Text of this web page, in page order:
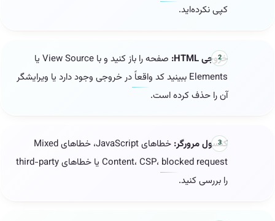
کپی نکرده‌اید.
صفحه را باز کنید و با View Source یا
Elements ببینید کد واقعاً در خروجی وجود دارد یا ویرایشگر
آن را حذف کرده است.
کنسول مرورگر:
خطاهای JavaScript، خطاهای Mixed
Content، CSP، blocked request یا خطاهای third-party
را بررسی کنید.